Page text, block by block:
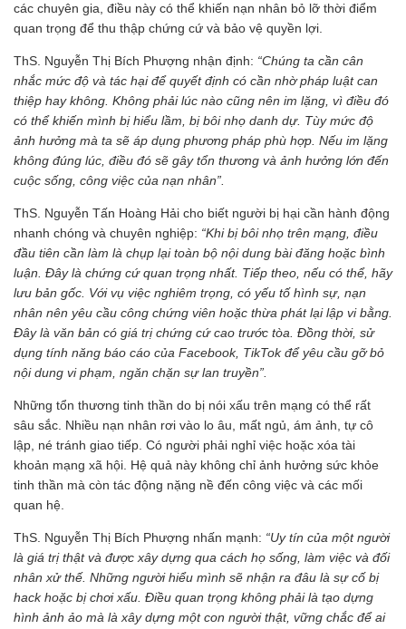
các chuyên gia, điều này có thể khiến nạn nhân bỏ lỡ thời điểm
quan trọng để thu thập chứng cứ và bảo vệ quyền lợi.
ThS. Nguyễn Thị Bích Phượng nhận định: “Chúng ta cần cân
nhắc mức độ và tác hại để quyết định có cần nhờ pháp luật can
thiệp hay không. Không phải lúc nào cũng nên im lặng, vì điều đó
có thể khiến mình bị hiểu lầm, bị bôi nhọ danh dự. Tùy mức độ
ảnh hưởng mà ta sẽ áp dụng phương pháp phù hợp. Nếu im lặng
không đúng lúc, điều đó sẽ gây tổn thương và ảnh hưởng lớn đến
cuộc sống, công việc của nạn nhân”.
ThS. Nguyễn Tấn Hoàng Hải cho biết người bị hại cần hành động
nhanh chóng và chuyên nghiệp: “Khi bị bôi nhọ trên mạng, điều
đầu tiên cần làm là chụp lại toàn bộ nội dung bài đăng hoặc bình
luận. Đây là chứng cứ quan trọng nhất. Tiếp theo, nếu có thể, hãy
lưu bản gốc. Với vụ việc nghiêm trọng, có yếu tố hình sự, nạn
nhân nên yêu cầu công chứng viên hoặc thừa phát lại lập vi bằng.
Đây là văn bản có giá trị chứng cứ cao trước tòa. Đồng thời, sử
dụng tính năng báo cáo của Facebook, TikTok để yêu cầu gỡ bỏ
nội dung vi phạm, ngăn chặn sự lan truyền”.
Những tổn thương tinh thần do bị nói xấu trên mạng có thể rất
sâu sắc. Nhiều nạn nhân rơi vào lo âu, mất ngủ, ám ảnh, tự cô
lập, né tránh giao tiếp. Có người phải nghỉ việc hoặc xóa tài
khoản mạng xã hội. Hệ quả này không chỉ ảnh hưởng sức khỏe
tinh thần mà còn tác động nặng nề đến công việc và các mối
quan hệ.
ThS. Nguyễn Thị Bích Phượng nhấn mạnh: “Uy tín của một người
là giá trị thật và được xây dựng qua cách họ sống, làm việc và đối
nhân xử thế. Những người hiểu mình sẽ nhận ra đâu là sự cố bị
hack hoặc bị chơi xấu. Điều quan trọng không phải là tạo dựng
hình ảnh ảo mà là xây dựng một con người thật, vững chắc để ai